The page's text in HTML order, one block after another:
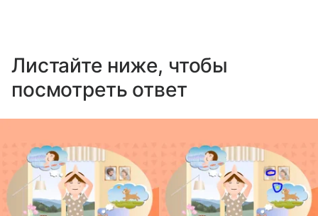
Листайте ниже, чтобы
посмотреть ответ